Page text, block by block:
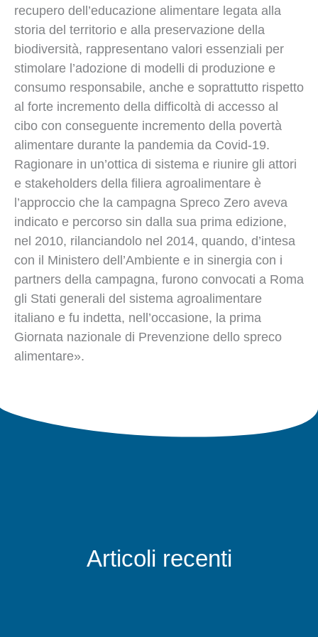
recupero dell’educazione alimentare legata alla
storia del territorio e alla preservazione della
biodiversità, rappresentano valori essenziali per
stimolare l’adozione di modelli di produzione e
consumo responsabile, anche e soprattutto rispetto
al forte incremento della difficoltà di accesso al
cibo con conseguente incremento della povertà
alimentare durante la pandemia da Covid-19.
Ragionare in un’ottica di sistema e riunire gli attori
e stakeholders della filiera agroalimentare è
l’approccio che la campagna Spreco Zero aveva
indicato e percorso sin dalla sua prima edizione,
nel 2010, rilanciandolo nel 2014, quando, d’intesa
con il Ministero dell’Ambiente e in sinergia con i
partners della campagna, furono convocati a Roma
gli Stati generali del sistema agroalimentare
italiano e fu indetta, nell’occasione, la prima
Giornata nazionale di Prevenzione dello spreco
alimentare».
Articoli recenti